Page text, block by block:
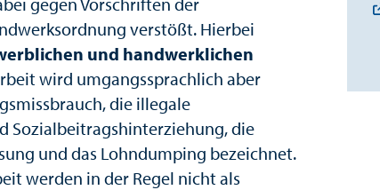
verstößt. Hierbei
und handwerklichen
wird umgangssprachlich aber
die illegale
Sozialbeitragshinterziehung, die
und das Lohndumping bezeichnet.
werden in der Regel nicht als